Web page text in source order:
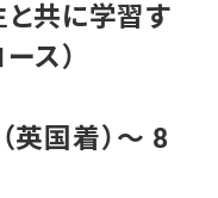
と共に学習す
ス）
英国着）～ 8